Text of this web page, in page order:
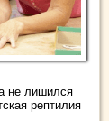
не лишился
рептилия